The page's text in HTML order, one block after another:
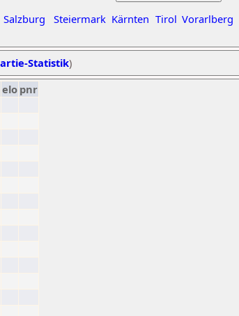
Salzburg Steiermark Kärnten Tirol Vorarlberg
Statistik)
elo pnr